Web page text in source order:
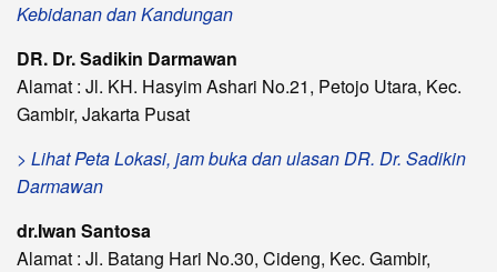
Kebidanan dan Kandungan
DR. Dr. Sadikin Darmawan
Alamat : Jl. KH. Hasyim Ashari No.21, Petojo Utara, Kec.
Gambir, Jakarta Pusat
> Lihat Peta Lokasi, jam buka dan ulasan DR. Dr. Sadikin
Darmawan
dr.Iwan Santosa
Alamat : Jl. Batang Hari No.30, Cideng, Kec. Gambir,